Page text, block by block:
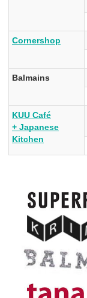
Cornershop
Balmains
KUU Café
+ Japanese
Kitchen